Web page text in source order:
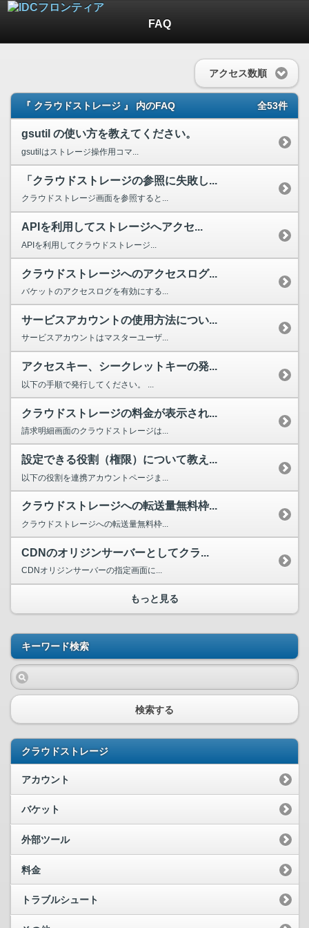
FAQ
アクセス数順
『 クラウドストレージ 』 内のFAQ 全53件
gsutil の使い方を教えてください。
gsutilはストレージ操作用コマ...
「クラウドストレージの参照に失敗し...
クラウドストレージ画面を参照すると...
APIを利用してストレージへアクセ...
APIを利用してクラウドストレージ...
クラウドストレージへのアクセスログ...
バケットのアクセスログを有効にする...
サービスアカウントの使用方法につい...
サービスアカウントはマスターユーザ...
アクセスキー、シークレットキーの発...
以下の手順で発行してください。 ...
クラウドストレージの料金が表示され...
請求明細画面のクラウドストレージは...
設定できる役割（権限）について教え...
以下の役割を連携アカウントページま...
クラウドストレージへの転送量無料枠...
クラウドストレージへの転送量無料枠...
CDNのオリジンサーバーとしてクラ...
CDNオリジンサーバーの指定画面に...
もっと見る
キーワード検索
検索する
クラウドストレージ
アカウント
バケット
外部ツール
料金
トラブルシュート